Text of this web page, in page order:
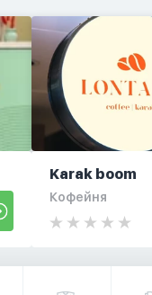
Karak boom
Кофейня